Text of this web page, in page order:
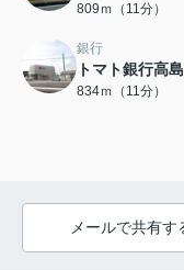
809ｍ（11分）
銀行
トマト銀行高
834ｍ（11分）
メールで共有す